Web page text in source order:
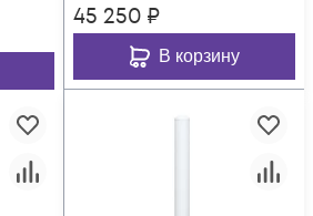
45 250 ₽
В корзину